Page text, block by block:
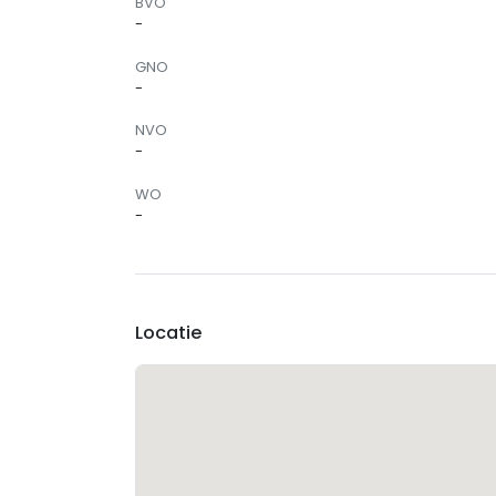
-
GNO
-
NVO
-
WO
-
Locatie